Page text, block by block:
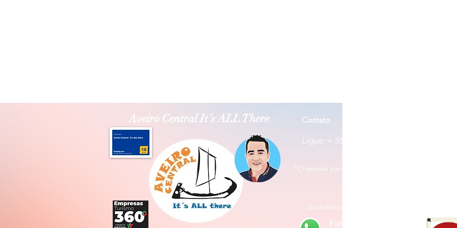
Aveiro Central It´s ALL There Contato
Ligue: + 351 965 380 114*
*Chamada para rede móvel nacional
Follow US
pauloanastacio@hotmail.com